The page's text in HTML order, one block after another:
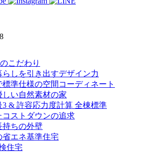
こだわり
らしを引き出すデザイン力
標準仕様の空間コーディネート
しい自然素材の家
3 & 許容応力度計算 全棟標準
コストダウンの追求
持ちの外壁
省エネ基準住宅
住宅